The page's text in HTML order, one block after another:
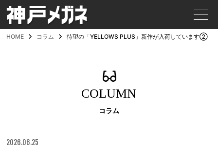
HOME コラム 待望の「YELLOWS PLUS」新作が入荷しています②
COLUMN
コラム
2026.06.25